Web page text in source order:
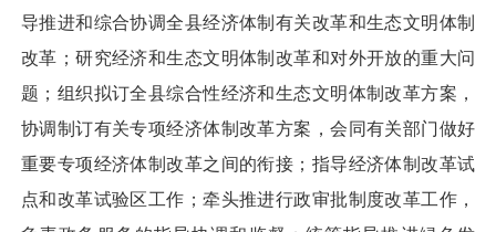
导推进和综合协调全县经济体制有关改革和生态文明体制
改革；研究经济和生态文明体制改革和对外开放的重大问
题；组织拟订全县综合性经济和生态文明体制改革方案，
协调制订有关专项经济体制改革方案，会同有关部门做好
重要专项经济体制改革之间的衔接；指导经济体制改革试
点和改革试验区工作；牵头推进行政审批制度改革工作，